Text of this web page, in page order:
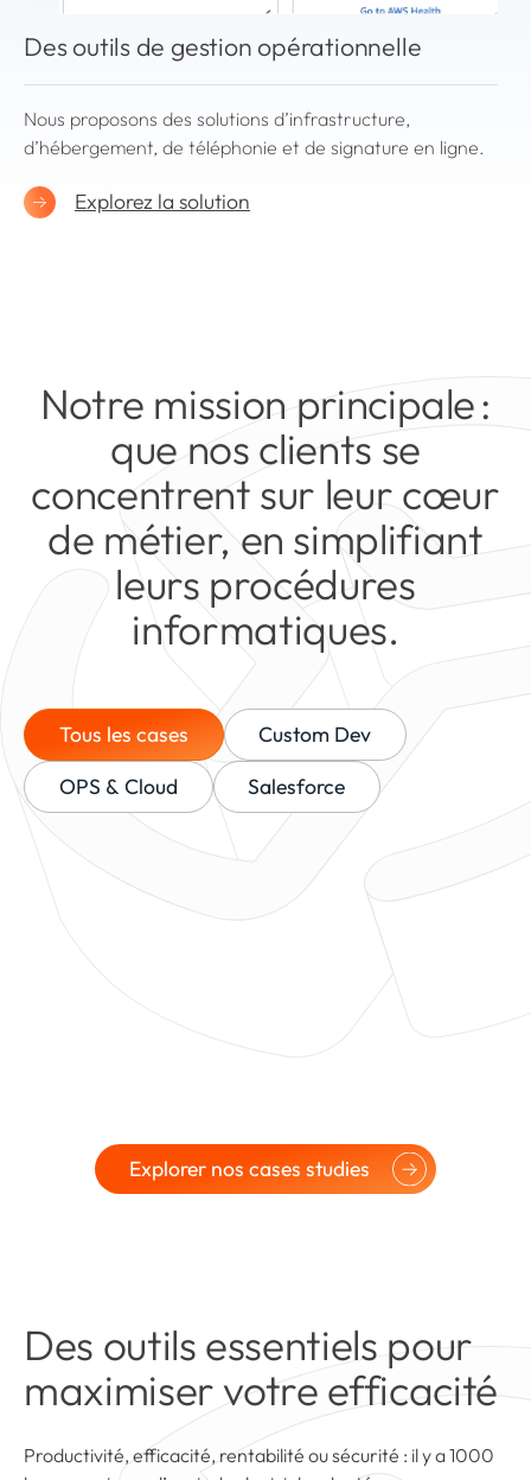
Des outils de gestion opérationnelle
Nous proposons des solutions d’infrastructure,
d’hébergement, de téléphonie et de signature en ligne.
Explorez la solution
Notre mission principale :
que nos clients se
concentrent sur leur cœur
de métier, en simplifiant
leurs procédures
informatiques.
Tous les cases
Custom Dev
OPS & Cloud
Salesforce
Explorer nos cases studies
Des outils essentiels pour
maximiser votre efficacité
Productivité, efficacité, rentabilité ou sécurité : il y a 1000